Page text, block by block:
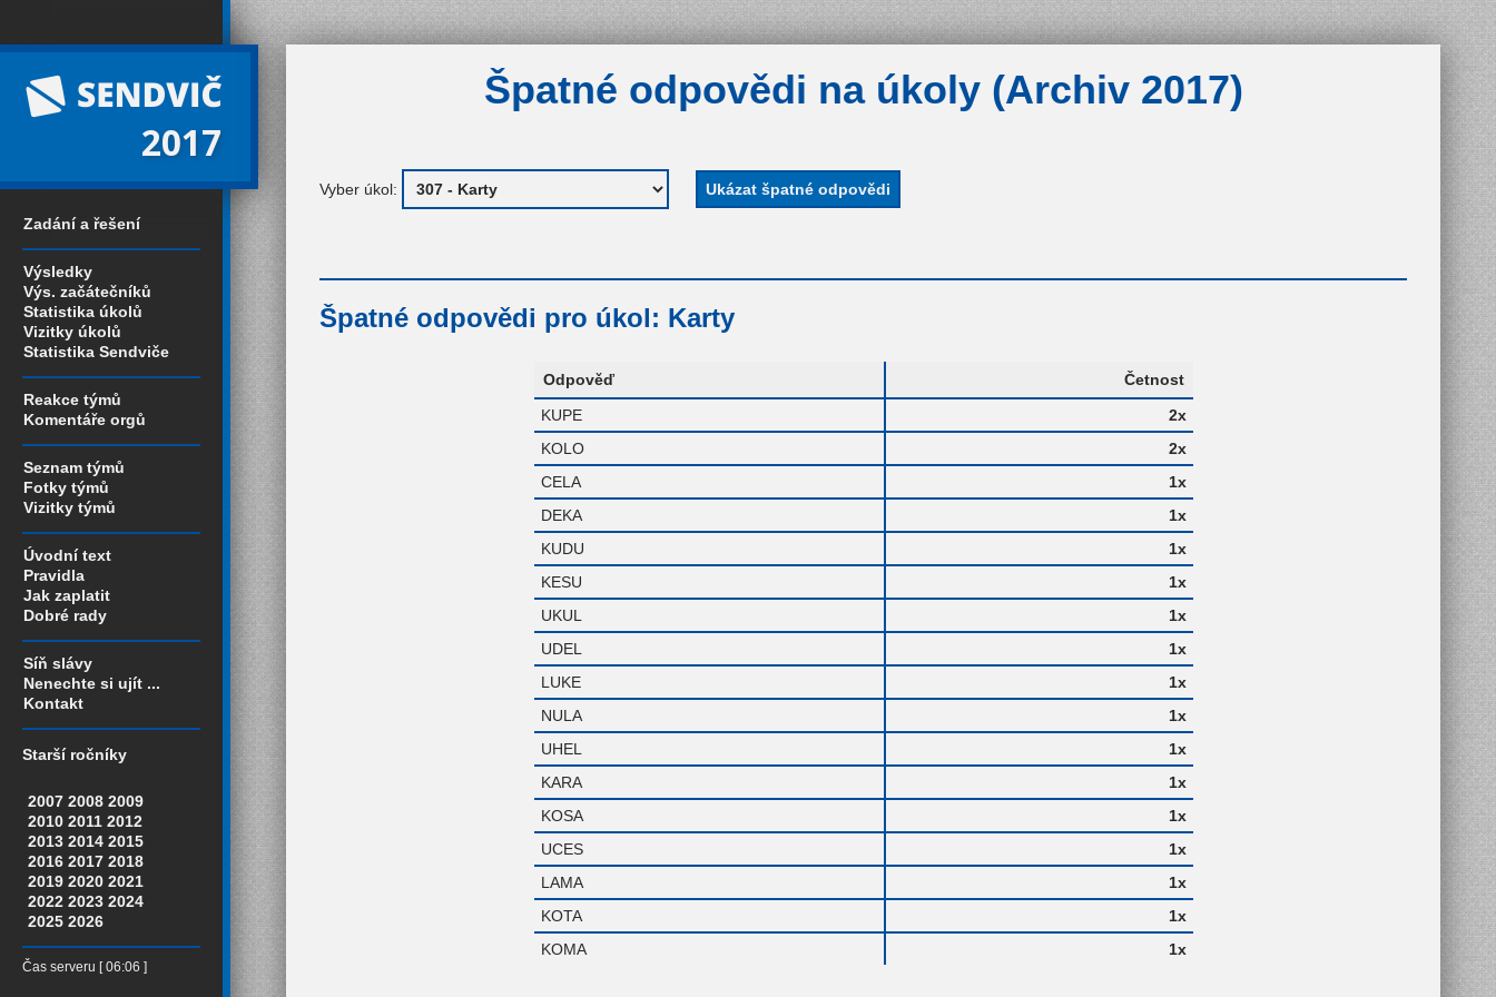
2017
Zadání a řešení
Výsledky
Výs. začátečníků
Statistika úkolů
Vizitky úkolů
Statistika Sendviče
Reakce týmů
Komentáře orgů
Seznam týmů
Fotky týmů
Vizitky týmů
Úvodní text
Pravidla
Jak zaplatit
Dobré rady
Síň slávy
Nenechte si ujít ...
Kontakt
Starší ročníky
2007 2008 2009
2010 2011 2012
2013 2014 2015
2016 2017 2018
2019 2020 2021
2022 2023 2024
2025 2026
Čas serveru [ 06:06 ]
Špatné odpovědi na úkoly (Archiv 2017)
Vyber úkol:
Špatné odpovědi pro úkol: Karty
Odpověď
Četnost
KUPE
2x
KOLO
2x
CELA
1x
DEKA
1x
KUDU
1x
KESU
1x
UKUL
1x
UDEL
1x
LUKE
1x
NULA
1x
UHEL
1x
KARA
1x
KOSA
1x
UCES
1x
LAMA
1x
KOTA
1x
KOMA
1x